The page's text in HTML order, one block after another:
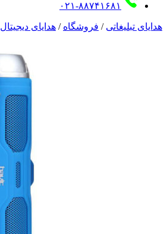
۰۲۱-۸۸۷۴۱۶۸۱
هدایای تبلیغاتی / فروشگاه / هدایای دیجیتال